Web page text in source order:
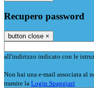
Recupero password
button close ×
all'indirizzo indicato con le
Non hai una e-mail associata al
tramite la Login Spaggiari